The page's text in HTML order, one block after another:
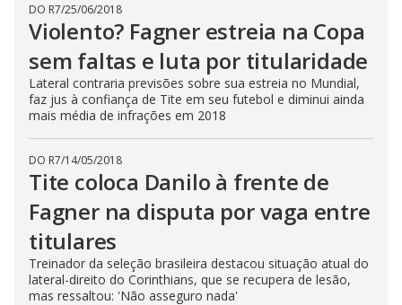
DO R7/25/06/2018
Violento? Fagner estreia na Copa
sem faltas e luta por titularidade
Lateral contraria previsões sobre sua estreia no Mundial,
faz jus à confiança de Tite em seu futebol e diminui ainda
mais média de infrações em 2018
DO R7/14/05/2018
Tite coloca Danilo à frente de
Fagner na disputa por vaga entre
titulares
Treinador da seleção brasileira destacou situação atual do
lateral-direito do Corinthians, que se recupera de lesão,
mas ressaltou: 'Não asseguro nada'